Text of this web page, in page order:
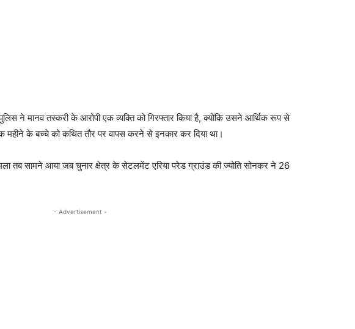
ने मानव तस्करी के आरोपी एक व्यक्ति को गिरफ्तार किया है, क्योंकि उसने आर्थिक रूप से
महीने के बच्चे को कथित तौर पर वापस करने से इनकार कर दिया था।
तब सामने आया जब चुनार क्षेत्र के सेटलमेंट एरिया परेड ग्राउंड की ज्योति सोनकर ने 26
- Advertisement -